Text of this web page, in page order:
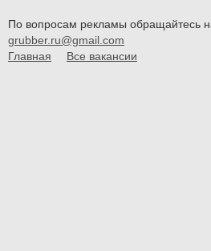
По вопросам рекламы обращайтесь
grubber.ru@gmail.com
Главная
Все вакансии